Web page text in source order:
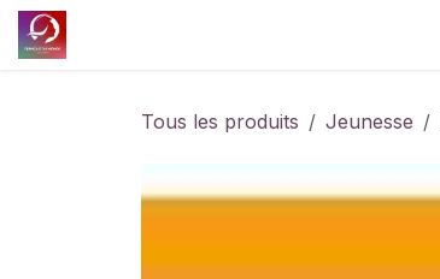
Se rendre au contenu
Tous les produits Jeunesse